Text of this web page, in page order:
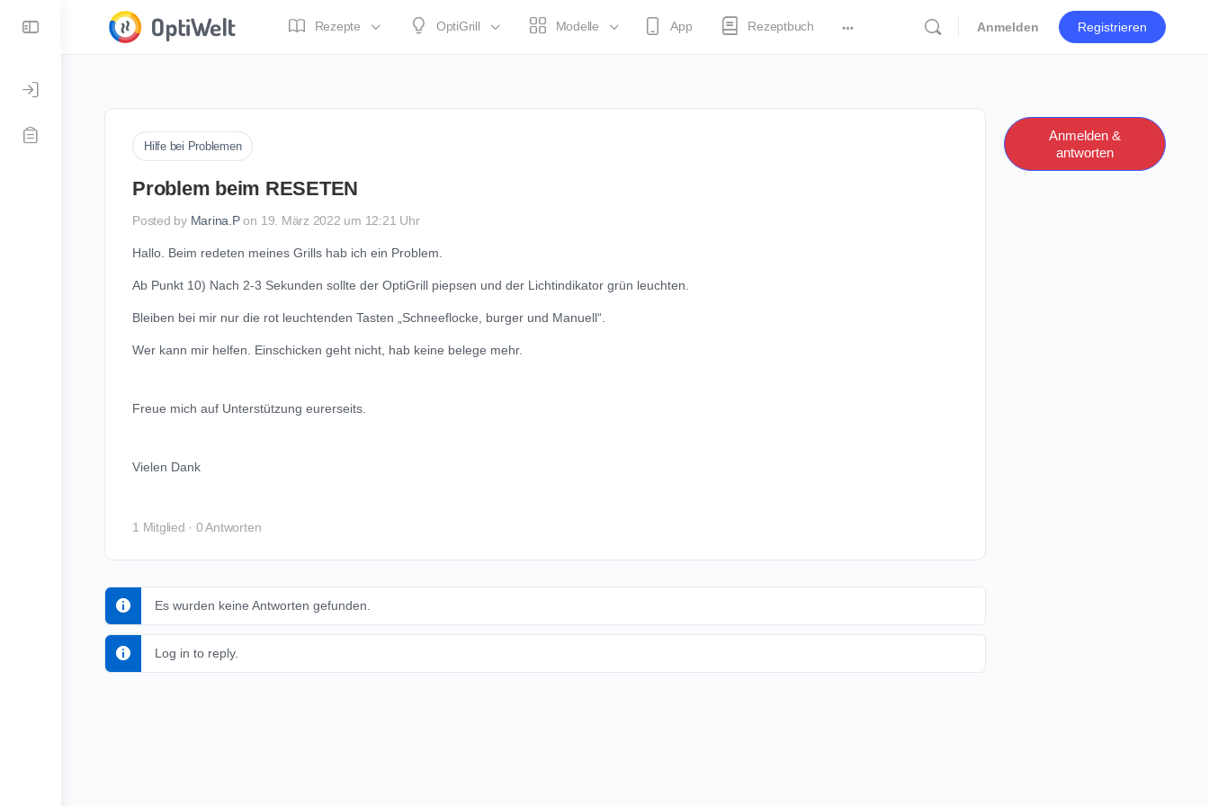
Side
Rezepte OptiGrill Modelle App Rezeptbuch Anmelden Registrieren
Hilfe bei Problemen
Problem beim RESETEN
Posted by Marina.P on 19. März 2022 um 12:21 Uhr
Hallo. Beim redeten meines Grills hab ich ein Problem.
Ab Punkt 10) Nach 2-3 Sekunden sollte der OptiGrill piepsen und der Lichtindikator grün leuchten.
Bleiben bei mir nur die rot leuchtenden Tasten „Schneeflocke, burger und Manuell“.
Wer kann mir helfen. Einschicken geht nicht, hab keine belege mehr.
Freue mich auf Unterstützung eurerseits.
Vielen Dank
1 Mitglied · 0 Antworten
Es wurden keine Antworten gefunden.
Log in to reply.
Anmelden &
antworten